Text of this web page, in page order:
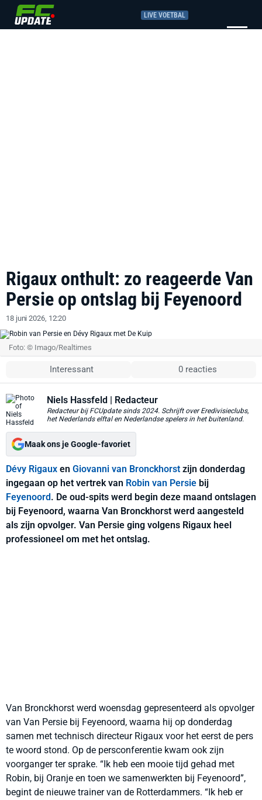
LIVE VOETBAL
Rigaux onthult: zo reageerde Van
Persie op ontslag bij Feyenoord
18 juni 2026, 12:20
Foto: © Imago/Realtimes
Interessant 0 reacties
Niels Hassfeld | Redacteur
Redacteur bij FCUpdate sinds 2024. Schrijft over Eredivisieclubs,
het Nederlands elftal en Nederlandse spelers in het buitenland.
Maak ons je Google-favoriet
Dévy Rigaux en Giovanni van Bronckhorst zijn donderdag
ingegaan op het vertrek van Robin van Persie bij
Feyenoord. De oud-spits werd begin deze maand ontslagen
bij Feyenoord, waarna Van Bronckhorst werd aangesteld
als zijn opvolger. Van Persie ging volgens Rigaux heel
professioneel om met het ontslag.
Van Bronckhorst werd woensdag gepresenteerd als opvolger
van Van Persie bij Feyenoord, waarna hij op donderdag
samen met technisch directeur Rigaux voor het eerst de pers
te woord stond. Op de persconferentie kwam ook zijn
voorganger ter sprake. “Ik heb een mooie tijd gehad met
Robin, bij Oranje en toen we samenwerkten bij Feyenoord”,
begint de nieuwe trainer van de Rotterdammers. “Ik heb er